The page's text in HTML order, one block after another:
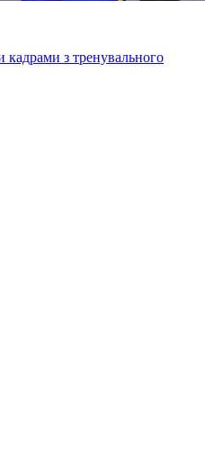
кадрами з тренувального